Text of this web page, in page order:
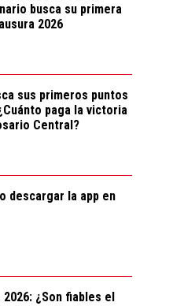
busca su primera
2026
sus primeros puntos
paga la victoria
Central?
descargar la app en
¿Son fiables el